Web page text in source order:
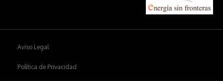
Aviso Legal
Política de Privacidad